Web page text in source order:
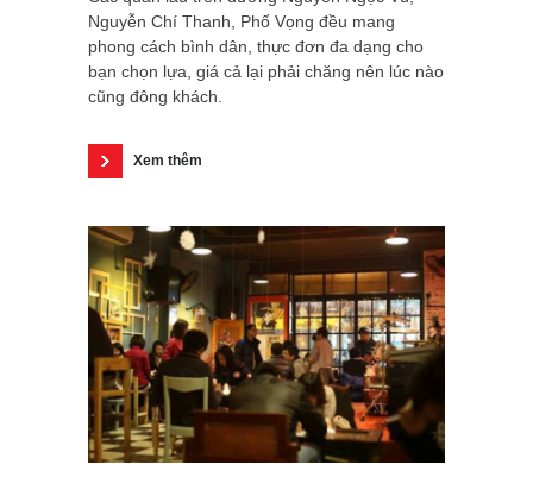
Nguyễn Chí Thanh, Phố Vọng đều mang
phong cách bình dân, thực đơn đa dạng cho
bạn chọn lựa, giá cả lại phải chăng nên lúc nào
cũng đông khách.
Xem thêm